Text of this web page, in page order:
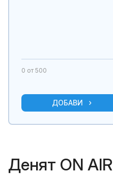
0 от 500
ДОБАВИ
Денят ON AIR